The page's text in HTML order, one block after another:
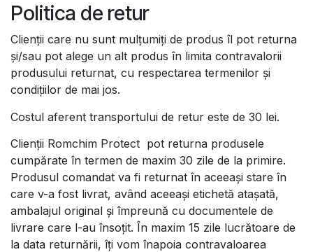
Politica de retur
Clienții care nu sunt mulțumiți de produs îl pot returna
și/sau pot alege un alt produs în limita contravalorii
produsului returnat, cu respectarea termenilor și
condițiilor de mai jos.
Costul aferent transportului de retur este de 30 lei.
Clienții Romchim Protect pot returna produsele
cumpărate în termen de maxim 30 zile de la primire.
Produsul comandat va fi returnat în aceeași stare în
care v-a fost livrat, având aceeași etichetă atașată,
ambalajul original și împreună cu documentele de
livrare care l-au însoțit. În maxim 15 zile lucrătoare de
la data returnării, îți vom înapoia contravaloarea